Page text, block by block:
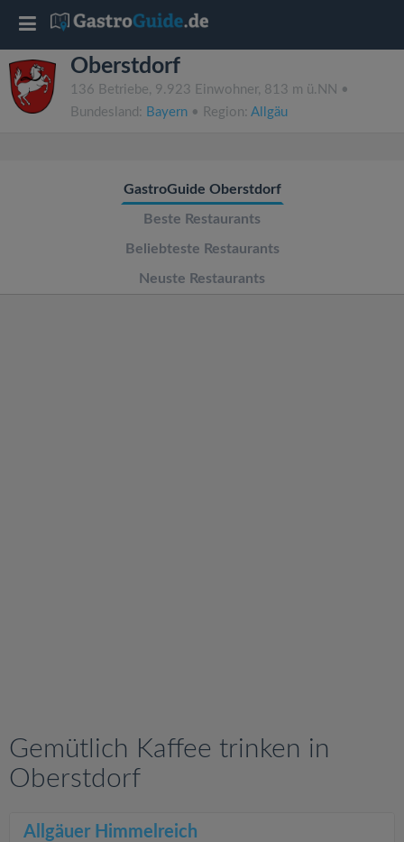
Oberstdorf
136 Betriebe, 9.923 Einwohner, 813 m ü.NN •
Bundesland: Bayern • Region: Allgäu
GastroGuide Oberstdorf
Beste Restaurants
Beliebteste Restaurants
Neuste Restaurants
Gemütlich Kaffee trinken in
Oberstdorf
Allgäuer Himmelreich
T
o
g